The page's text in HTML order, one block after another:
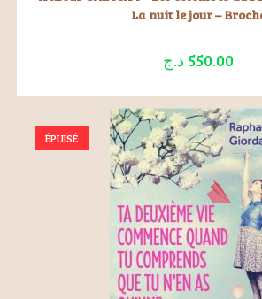
La nuit le jour –
550.00 د.ج
ÉPUISÉ